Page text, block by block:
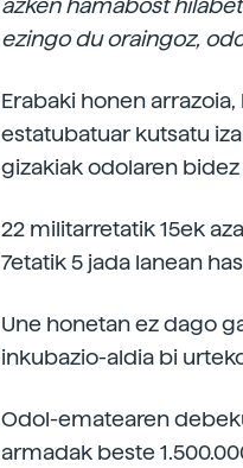
azken hamabost
ezingo du oraingoz,
Erabaki honen
estatubatuar kutsatu
gizakiak odolaren
22 militarretatik 15ek
7etatik 5 jada lanean
Une honetan ez dago
inkubazio-aldia bi
Odol-ematearen
armadak beste